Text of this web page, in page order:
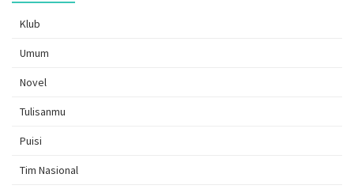
Klub
Umum
Novel
Tulisanmu
Puisi
Tim Nasional